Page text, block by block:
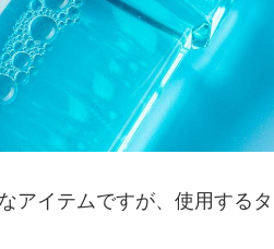
アイテムですが、使用する